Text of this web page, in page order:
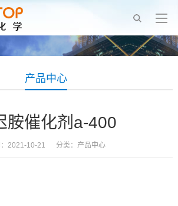
产品中心
胺催化剂a-400
：2021-10-21 分类： 产品中心